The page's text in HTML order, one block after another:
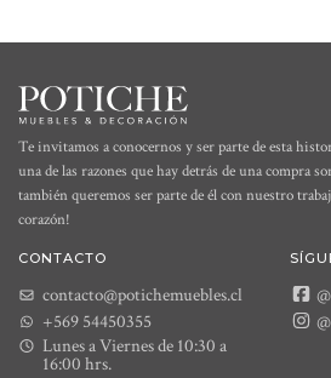
Te invitamos a conocernos y ser parte de esta
una de las razones que hay detrás de una compra
también queremos ser parte de él con nuestro
corazón!
CONTACTO
contacto@potichemuebles.cl
+569 54450355
Lunes a Viernes de 10:30 a
16:00 hrs.